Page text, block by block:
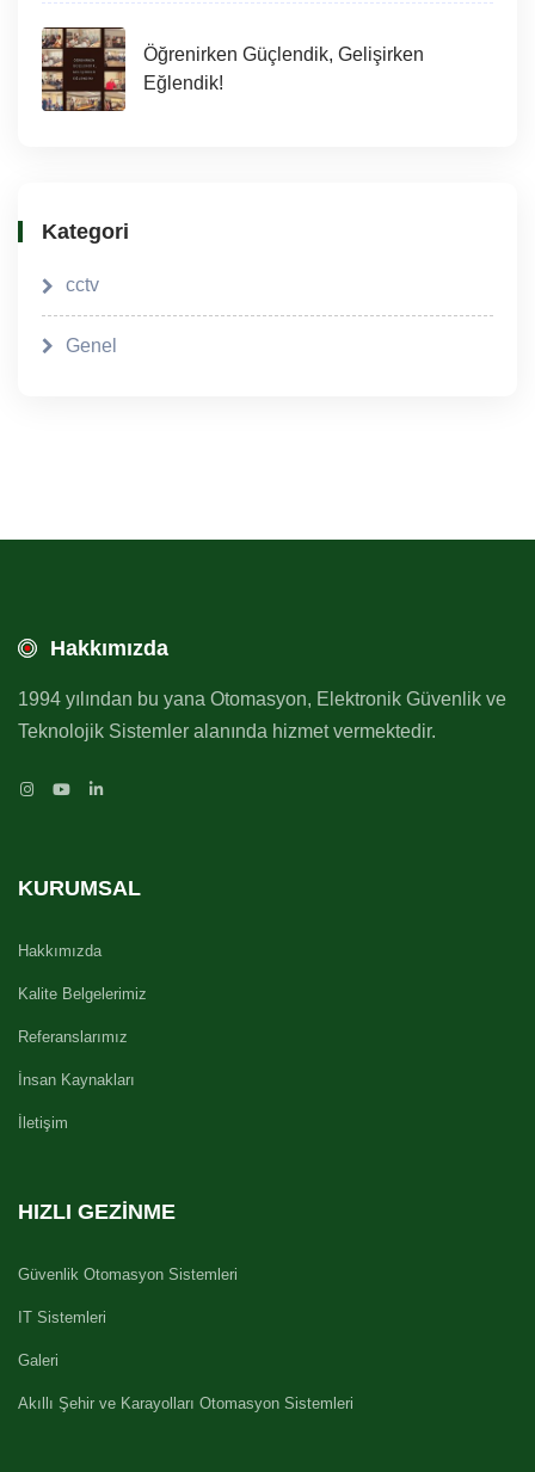
Öğrenirken Güçlendik, Gelişirken
Eğlendik!
Kategori
cctv
Genel
Hakkımızda
1994 yılından bu yana Otomasyon, Elektronik Güvenlik ve
Teknolojik Sistemler alanında hizmet vermektedir.
KURUMSAL
Hakkımızda
Kalite Belgelerimiz
Referanslarımız
İnsan Kaynakları
İletişim
HIZLI GEZINME
Güvenlik Otomasyon Sistemleri
IT Sistemleri
Galeri
Akıllı Şehir ve Karayolları Otomasyon Sistemleri